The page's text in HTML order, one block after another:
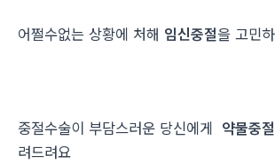
어쩔수없는 상황에 처해 임신중절을 고민
중절수술이 부담스러운 당신에게 약물중
려드려요